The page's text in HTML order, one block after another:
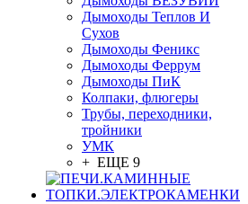
Дымоходы Теплов И
Сухов
Дымоходы Феникс
Дымоходы Феррум
Дымоходы ПиК
Колпаки, флюгеры
Трубы, переходники,
тройники
УМК
+ ЕЩЕ 9